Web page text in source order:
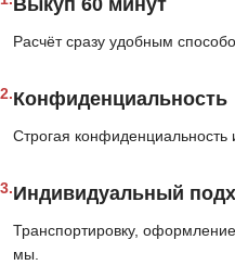
Выкуп 60 минут
Расчёт сразу удобным
2.Конфиденциальность
Строгая конфиденциальность
3.Индивидуальный
Транспортировку,
мы.